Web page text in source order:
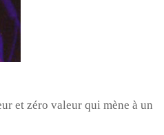
et zéro valeur qui mène à un